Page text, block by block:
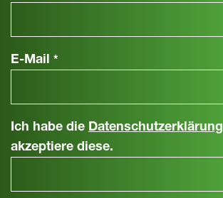
E-Mail *
Ich habe die Datenschutzerklärung
akzeptiere diese.